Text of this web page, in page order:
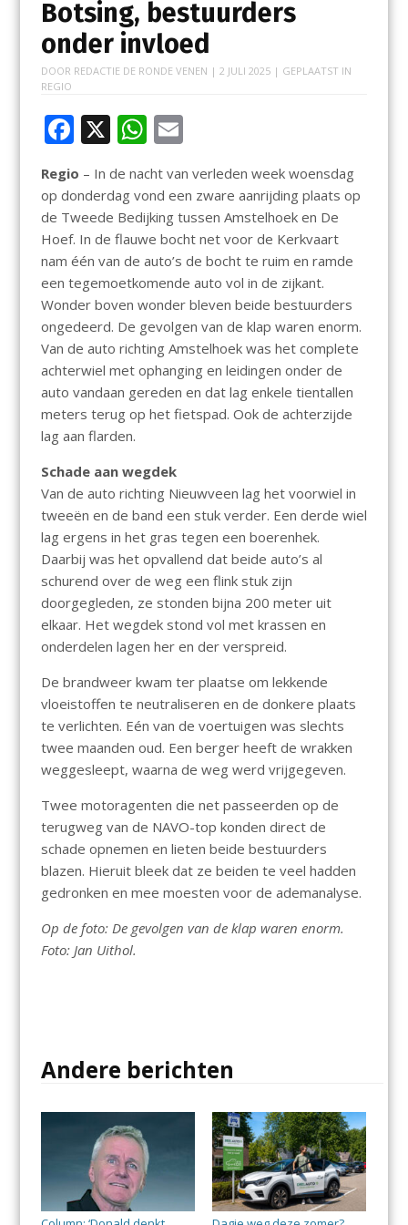
Botsing, bestuurders
onder invloed
DOOR REDACTIE DE RONDE VENEN | 2 JULI 2025| GEPLAATST IN
REGIO
F
e
b
o
o
k
X W
h
at
s
A
p
p
E
ai
l
Regio – In de nacht van verleden week woensdag
op donderdag vond een zware aanrijding plaats op
de Tweede Bedijking tussen Amstelhoek en De
Hoef. In de flauwe bocht net voor de Kerkvaart
nam één van de auto’s de bocht te ruim en ramde
een tegemoetkomende auto vol in de zijkant.
Wonder boven wonder bleven beide bestuurders
ongedeerd. De gevolgen van de klap waren enorm.
Van de auto richting Amstelhoek was het complete
achterwiel met ophanging en leidingen onder de
auto vandaan gereden en dat lag enkele tientallen
meters terug op het fietspad. Ook de achterzijde
lag aan flarden.
Schade aan wegdek
Van de auto richting Nieuwveen lag het voorwiel in
tweeën en de band een stuk verder. Een derde wiel
lag ergens in het gras tegen een boerenhek.
Daarbij was het opvallend dat beide auto’s al
schurend over de weg een flink stuk zijn
doorgegleden, ze stonden bijna 200 meter uit
elkaar. Het wegdek stond vol met krassen en
onderdelen lagen her en der verspreid.
De brandweer kwam ter plaatse om lekkende
vloeistoffen te neutraliseren en de donkere plaats
te verlichten. Eén van de voertuigen was slechts
twee maanden oud. Een berger heeft de wrakken
weggesleept, waarna de weg werd vrijgegeven.
Twee motoragenten die net passeerden op de
terugweg van de NAVO-top konden direct de
schade opnemen en lieten beide bestuurders
blazen. Hieruit bleek dat ze beiden te veel hadden
gedronken en mee moesten voor de ademanalyse.
Op de foto: De gevolgen van de klap waren enorm.
Foto: Jan Uithol.
Andere berichten